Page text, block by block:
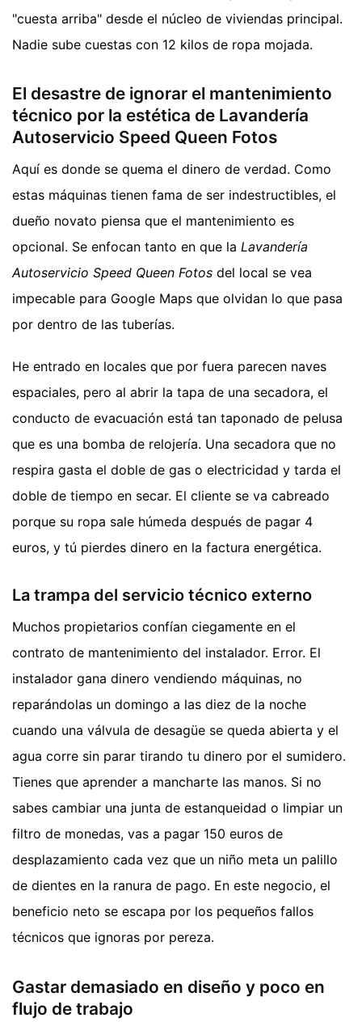
"cuesta arriba" desde el núcleo de viviendas principal.
Nadie sube cuestas con 12 kilos de ropa mojada.
El desastre de ignorar el mantenimiento
técnico por la estética de Lavandería
Autoservicio Speed Queen Fotos
Aquí es donde se quema el dinero de verdad. Como
estas máquinas tienen fama de ser indestructibles, el
dueño novato piensa que el mantenimiento es
opcional. Se enfocan tanto en que la Lavandería
Autoservicio Speed Queen Fotos del local se vea
impecable para Google Maps que olvidan lo que pasa
por dentro de las tuberías.
He entrado en locales que por fuera parecen naves
espaciales, pero al abrir la tapa de una secadora, el
conducto de evacuación está tan taponado de pelusa
que es una bomba de relojería. Una secadora que no
respira gasta el doble de gas o electricidad y tarda el
doble de tiempo en secar. El cliente se va cabreado
porque su ropa sale húmeda después de pagar 4
euros, y tú pierdes dinero en la factura energética.
La trampa del servicio técnico externo
Muchos propietarios confían ciegamente en el
contrato de mantenimiento del instalador. Error. El
instalador gana dinero vendiendo máquinas, no
reparándolas un domingo a las diez de la noche
cuando una válvula de desagüe se queda abierta y el
agua corre sin parar tirando tu dinero por el sumidero.
Tienes que aprender a mancharte las manos. Si no
sabes cambiar una junta de estanqueidad o limpiar un
filtro de monedas, vas a pagar 150 euros de
desplazamiento cada vez que un niño meta un palillo
de dientes en la ranura de pago. En este negocio, el
beneficio neto se escapa por los pequeños fallos
técnicos que ignoras por pereza.
Gastar demasiado en diseño y poco en
flujo de trabajo